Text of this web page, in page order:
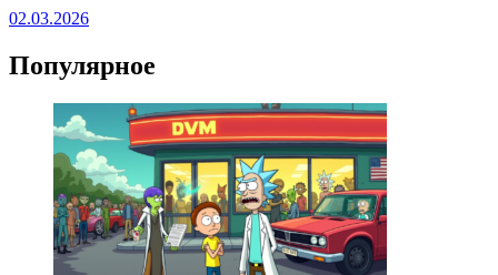
02.03.2026
Популярное